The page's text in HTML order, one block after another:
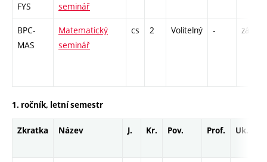
FYS
seminář
BPC-
MAS
Matematický
seminář
cs 2 Volitelný - zá
1. ročník, letní semestr
Zkratka Název J. Kr. Pov. Prof. Uk.